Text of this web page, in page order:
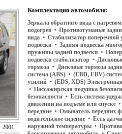
2001
Комплектация автомобиля:
Зеркала обратного вида с
подогрев • Противотуманые
вида • Стабилизатор поперечной
подвески • Задняя подвеска
пружины задней подвески •
подвески стабилизатор •
тормоза • Дисковые тормоза
система (ABS) • (EBD, EBV)
усилий • (EDS, XDS)
• Пассажирская подушка
безопасности • Есть система
движении на подъеме или спуске
передние • Омыватель передних
водительское сидение • Есть
наружной температуры •